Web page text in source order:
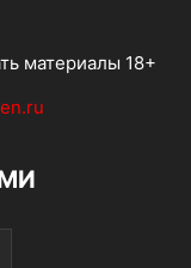
материалы 18+